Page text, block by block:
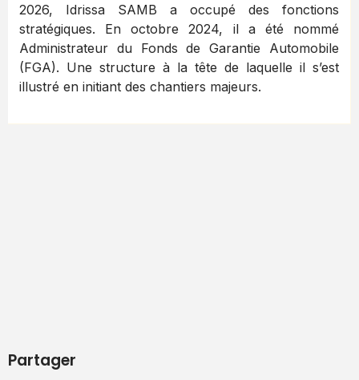
2026, Idrissa SAMB a occupé des fonctions
stratégiques. En octobre 2024, il a été nommé
Administrateur du Fonds de Garantie Automobile
(FGA). Une structure à la tête de laquelle il s’est
illustré en initiant des chantiers majeurs.
Partager